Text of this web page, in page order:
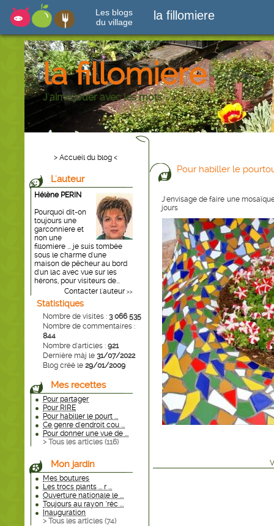
Les blogs
du village
la fillomiere
la fillomiere
J'aime jouer avec les mots
> Accueil du blog <
L'auteur
Hélène PERIN
Pourquoi dit-on
toujours une
garconniere et
non une
fillomiere ... je suis tombée
sous le charme d'une
maison de pêcheur au bord
d'un lac avec vue sur les
hérons, pour visiteurs de...
Contacter l'auteur >>
Statistiques
Nombre de visites : 3 066 535
Nombre de commentaires :
844
Nombre d'articles : 921
Dernière màj le 31/07/2022
Blog créé le 29/01/2009
Mes recettes
Pour partager
Pour RIRE
Pour habiller le pourt ...
Ce genre d'endroit cou ...
Pour donner une vue de ...
> Tous les articles (116)
Mon jardin
Mes boutures
Les trocs plants ... r ...
Ouverture nationale le ...
Toujours au rayon "réc ...
Inauguration
> Tous les articles (74)
Pour habiller le
J'envisage de faire une
jours